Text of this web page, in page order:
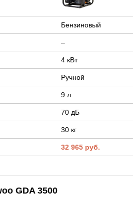
Бензиновый
–
4 кВт
Ручной
9 л
70 дБ
30 кг
32 965 руб.
GDA 3500